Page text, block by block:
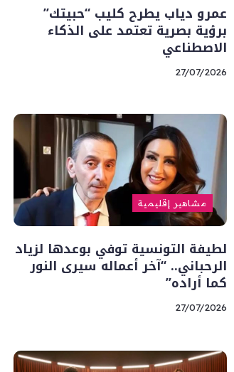
عمرو دياب يطرح كليب “حبيتك”
برؤية بصرية تعتمد على الذكاء
الاصطناعي
27/07/2026
مشاهير إقليمية
لطيفة التونسية توفي بوعدها لزياد
الرحباني.. “آخر أعماله سيرى النور
كما أراده”
27/07/2026